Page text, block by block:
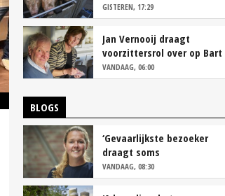
GISTEREN, 17:29
Jan Vernooij draagt
voorzittersrol over op Bart
Camps
VANDAAG, 06:00
BLOGS
‘Gevaarlijkste bezoeker
draagt soms
overschoenen’
VANDAAG, 08:30